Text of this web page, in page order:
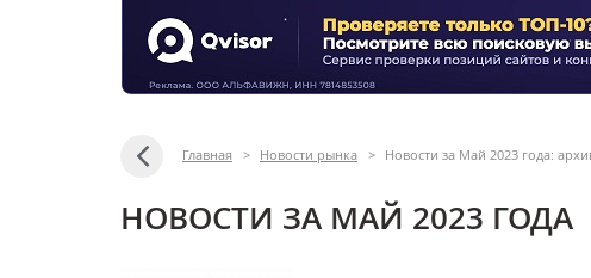
Главная > Новости рынка > Новости за Май 2023 года:
НОВОСТИ ЗА МАЙ 2023 ГОДА